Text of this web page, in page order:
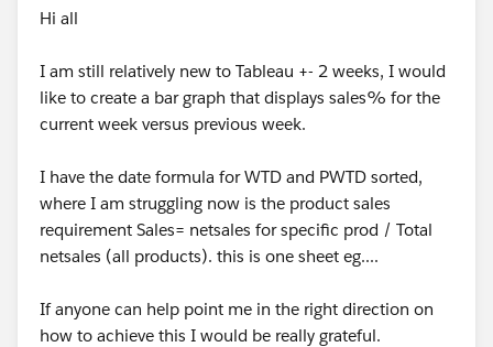
Hi all
I am still relatively new to Tableau +- 2 weeks, I would
like to create a bar graph that displays sales% for the
current week versus previous week.
I have the date formula for WTD and PWTD sorted,
where I am struggling now is the product sales
requirement Sales= netsales for specific prod / Total
netsales (all products). this is one sheet eg....
If anyone can help point me in the right direction on
how to achieve this I would be really grateful.